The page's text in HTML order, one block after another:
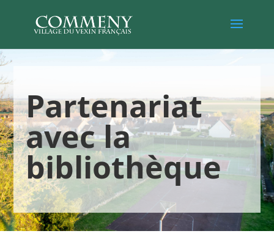
Partenariat
avec la
bibliothèque